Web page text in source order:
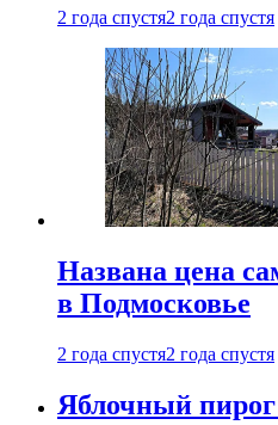
2 года спустя2 года спустя
Названа цена
в Подмосковье
2 года спустя2 года спустя
Яблочный пирог